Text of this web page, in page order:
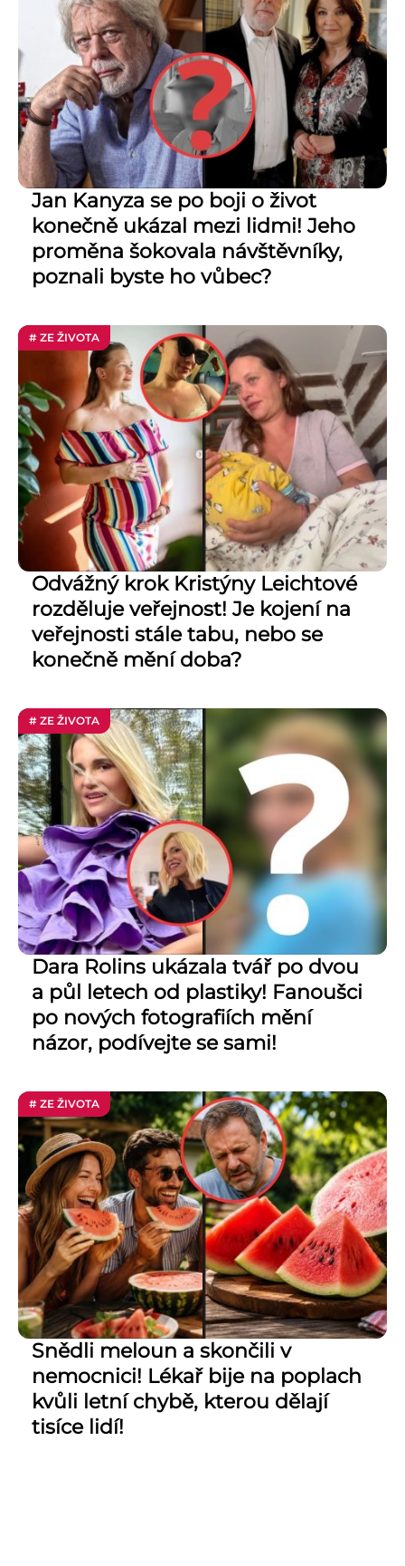
Jan Kanyza se po boji o život
konečně ukázal mezi lidmi! Jeho
proměna šokovala návštěvníky,
poznali byste ho vůbec?
# ZE ŽIVOTA
Odvážný krok Kristýny Leichtové
rozděluje veřejnost! Je kojení na
veřejnosti stále tabu, nebo se
konečně mění doba?
# ZE ŽIVOTA
Dara Rolins ukázala tvář po dvou
a půl letech od plastiky! Fanoušci
po nových fotografiích mění
názor, podívejte se sami!
# ZE ŽIVOTA
Snědli meloun a skončili v
nemocnici! Lékař bije na poplach
kvůli letní chybě, kterou dělají
tisíce lidí!